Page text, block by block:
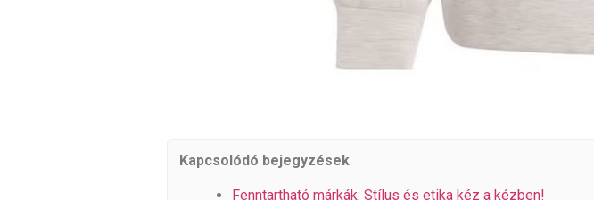
Kapcsolódó bejegyzések
Fenntartható márkák: Stílus és etika kéz a kézben!